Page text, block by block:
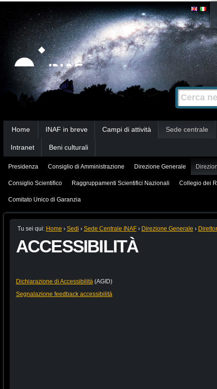
Strumenti
personali
Salta
contenuti.
|
Salta
alla
navigazione
Cerca nel
Ricerca
avanzata…
Home INAF in breve Campi di attività Sede centrale
Intranet Beni culturali
Presidenza Consiglio di Amministrazione Direzione Generale
Consiglio Scientifico Raggruppamenti Scientifici Nazionali Collegio dei
Comitato Unico di Garanzia
Tu sei qui: Home › Sedi › Sede Centrale INAF › Direzione Generale ›
ACCESSIBILITÀ
Dichiarazione di Accessibilità (AGID)
Segnalazione feedback accessibilità